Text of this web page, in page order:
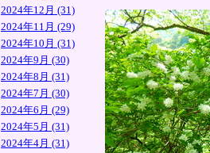
2024年12月 (31)
2024年11月 (29)
2024年10月 (31)
2024年9月 (30)
2024年8月 (31)
2024年7月 (30)
2024年6月 (29)
2024年5月 (31)
2024年4月 (31)